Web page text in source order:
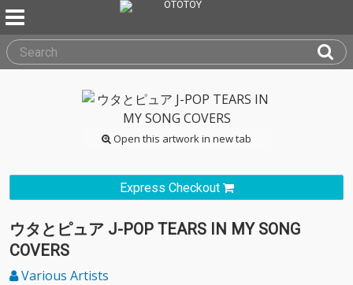
Open this artwork in new tab
Express Checkout
ウタとピュア J-POP TEARS IN MY SONG
COVERS
Various Artists